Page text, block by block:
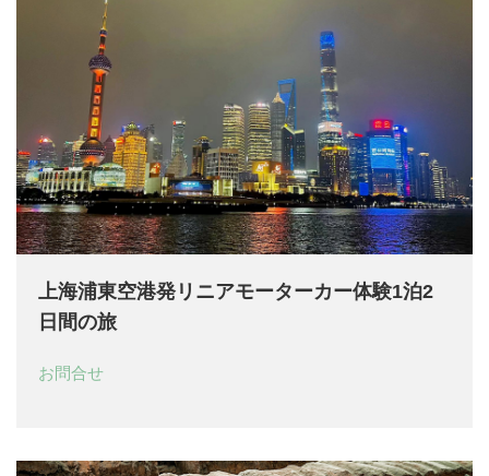
上海浦東空港発リニアモーターカー体験1泊2
日間の旅
お問合せ